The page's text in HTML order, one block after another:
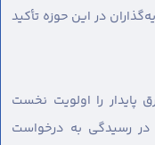
در این حوزه تأکید
پایدار را اولویت نخست
در رسیدگی به درخواست